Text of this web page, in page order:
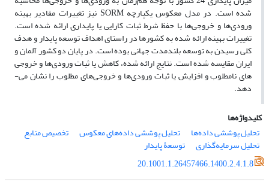
شده است. در مدل معکوس یکپارچه SORM نیز تغییرات مقادیر بهینه
ورودی­‌ها و خروجی­‌ها با حفظ شرط ثبات کارایی یا پایداری ارائه شده است.
تغییرات بهینه ارائه شده به کشورها در راستای اهداف توسعه پایدار و هدف
کلی رسیدن به توسعه بلندمدت جهانی بوده است. در پایان دو کشور آلمان و
ایران مقایسه شده است. نتایج ارائه شده، کاهش یا ثبات ورودی‌ها و خروجی­‌
های نامطلوب و افزایش یا ثبات ورودی­‌ها و خروجی­‌های مطلوب را نشان می‌­
دهد.
کلیدواژه‌ها
تحلیل پوششی داده‌ها
تحلیل پوششی داده‌های معکوس تخصیص منابع
تحلیل سرمایه‌گذاری
توسعۀ پایدار
20.1001.1.26457466.1400.2.4.1.8